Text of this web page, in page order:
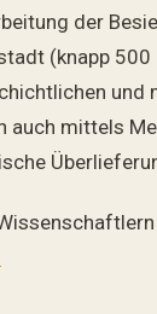
der
(knapp
und
auch mittels